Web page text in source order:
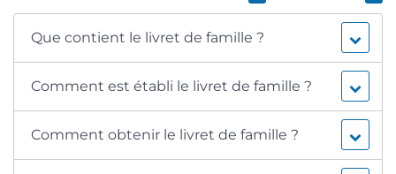
Que contient le livret de famille ?
Comment est établi le livret de famille ?
Comment obtenir le livret de famille ?